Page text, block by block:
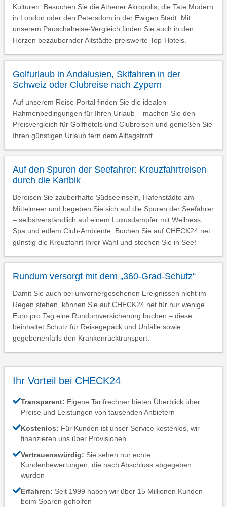
Kulturen. Besuchen Sie die Athener Akropolis, die Tate Modern
in London oder den Petersdom in der Ewigen Stadt. Mit
unserem Pauschalreise-Vergleich finden Sie auch in den
Herzen bezaubernder Altstädte preiswerte Top-Hotels.
Golfurlaub in Andalusien, Skifahren in der
Schweiz oder Clubreise nach Zypern
Auf unserem Reise-Portal finden Sie die idealen
Rahmenbedingungen für Ihren Urlaub – machen Sie den
Preisvergleich für Golfhotels und Clubreisen und genießen Sie
Ihren günstigen Urlaub fern dem Alltagstrott.
Auf den Spuren der Seefahrer: Kreuzfahrtreisen
durch die Karibik
Bereisen Sie zauberhafte Südseeinseln, Hafenstädte am
Mittelmeer und begeben Sie sich auf die Spuren der Seefahrer
– selbstverständlich auf einem Luxusdampfer mit Wellness,
Spa und edlem Club-Ambiente. Buchen Sie auf CHECK24.net
günstig die Kreuzfahrt Ihrer Wahl und stechen Sie in See!
Rundum versorgt mit dem „360-Grad-Schutz“
Damit Sie auch bei unvorhergesehenen Ereignissen nicht im
Regen stehen, können Sie auf CHECK24.net für nur wenige
Euro pro Tag eine Rundumversicherung buchen – diese
beinhaltet Schutz für Reisegepäck und Unfälle sowie
gegebenenfalls den Krankenrücktransport.
Ihr Vorteil bei CHECK24
Transparent: Eigene Tarifrechner bieten Überblick über
Preise und Leistungen von tausenden Anbietern
Kostenlos: Für Kunden ist unser Service kostenlos, wir
finanzieren uns über Provisionen
Vertrauenswürdig: Sie sehen nur echte
Kundenbewertungen, die nach Abschluss abgegeben
wurden
Erfahren: Seit 1999 haben wir über 15 Millionen Kunden
beim Sparen geholfen